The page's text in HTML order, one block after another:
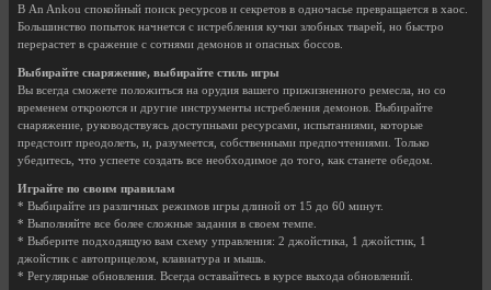
В An Ankou спокойный поиск ресурсов и секретов в одночасье превращается в хаос.
Большинство попыток начнется с истребления кучки злобных тварей, но быстро
перерастет в сражение с сотнями демонов и опасных боссов.
Выбирайте снаряжение, выбирайте стиль игры
Вы всегда сможете положиться на орудия вашего прижизненного ремесла, но со
временем откроются и другие инструменты истребления демонов. Выбирайте
снаряжение, руководствуясь доступными ресурсами, испытаниями, которые
предстоит преодолеть, и, разумеется, собственными предпочтениями. Только
убедитесь, что успеете создать все необходимое до того, как станете обедом.
Играйте по своим правилам
* Выбирайте из различных режимов игры длиной от 15 до 60 минут.
* Выполняйте все более сложные задания в своем темпе.
* Выберите подходящую вам схему управления: 2 джойстика, 1 джойстик, 1
джойстик с автоприцелом, клавиатура и мышь.
* Регулярные обновления. Всегда оставайтесь в курсе выхода обновлений.